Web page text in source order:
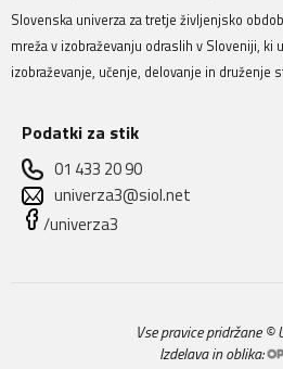
Slovenska univerza za tretje življenjsko
mreža v izobraževanju odraslih v Sloveniji, ki
izobraževanje, učenje, delovanje in druženje
Podatki za stik
01 433 20 90
univerza3@siol.net
/univerza3
Vse pravice pridržane ©
Izdelava in oblika: